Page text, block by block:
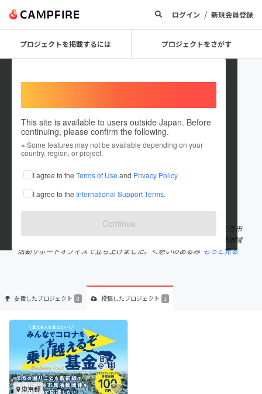
ログイン / 新規会員登録
プロジェクトを掲載するには プロジェクトをさがす
This site is available to users outside Japan. Before
continuing, please confirm the following.
※ Some features may not be available depending on your
country, region, or project.
I agree to the Terms of Use and Privacy Policy.
I agree to the International Support Terms.
Continue
machinorifund
これまでに1件のプロジェクトを投稿しています
在住国：日本 現在地：東京都
出身国：未設定
＜みんなでコロナを乗り越えるぞ基金＠町田＞実行委員会は、日ごろ市
民活動をサポートする組織である、町田市社会福祉協議会と町田市地域
活動サポートオフィスで立ち上げました。＜想いのあるみ もっと見る
支援したプロジェクト 0 投稿したプロジェクト 1
東京都